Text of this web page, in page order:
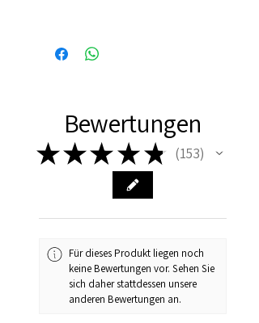
Bewertungen
★★★ ★ ★ 153
153
Für dieses Produkt liegen noch
keine Bewertungen vor. Sehen Sie
sich daher stattdessen unsere
anderen Bewertungen an.